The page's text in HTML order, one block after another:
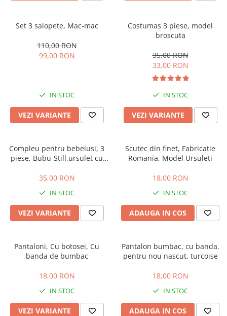
Set 3 salopete, Mac-mac
110,00 RON
99,00 RON
IN STOC
VEZI VARIANTE
Costumas 3 piese, model
broscuta
35,00 RON
33,00 RON
IN STOC
VEZI VARIANTE
Compleu pentru bebelusi, 3
piese, Bubu-Still,ursulet cu
35,00 RON
IN STOC
VEZI VARIANTE
Scutec din finet, Fabricatie
Romania, Model Ursuleti
18,00 RON
IN STOC
ADAUGA IN COS
Pantaloni, Cu botosei, Cu
banda de bumbac
18,00 RON
IN STOC
VEZI VARIANTE
Pantalon bumbac, cu banda.
pentru nou nascut, turcoise
18,00 RON
IN STOC
ADAUGA IN COS